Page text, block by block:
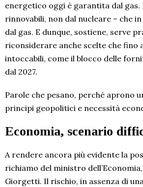
energetico oggi è garantita dal gas.
rinnovabili, non dal nucleare – che in
dal gas. E dunque, sostiene, serve
riconsiderare anche scelte che fino
intoccabili, come il blocco delle
dal 2027.
Parole che pesano, perché aprono
principi geopolitici e necessità
Economia, scenario
A rendere ancora più evidente la
richiamo del ministro
Giorgetti. Il rischio, in assenza di